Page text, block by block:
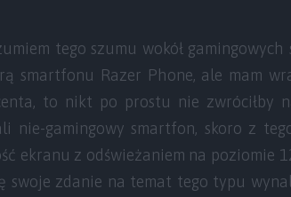
tego szumu wokół
smartfonu Razer Phone, ale mam
to nikt po prostu nie zwróciłby
nie-gamingowy smartfon, skoro z
ekranu z odświeżaniem na poziomie
swoje zdanie na temat tego typu